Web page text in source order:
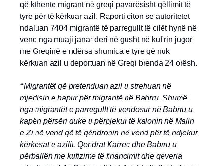
që kthente migrant në greqi pavarësisht qëllimit të
tyre për të kërkuar azil. Raporti citon se autoritetet
ndaluan 7404 migrantë të parregullt të cilët hynë në
vend nga muaji janar deri në gusht në kufirin jugor
me Greqinë e ndërsa shumica e tyre që nuk
kërkuan azil u deportuan në Greqi brenda 24 orësh.
“Migrantët që pretenduan azil u strehuan në
mjedisin e hapur për migrantë në Babrru. Shumë
nga migrantët e parregullt të vendosur në Babrru u
kapën përsëri duke u përpjekur të kalonin në Malin
e Zi në vend që të qëndronin në vend për të ndjekur
kërkesat e azilit. Qendrat Karrec dhe Babrru u
përballën me kufizime të financimit dhe qeveria